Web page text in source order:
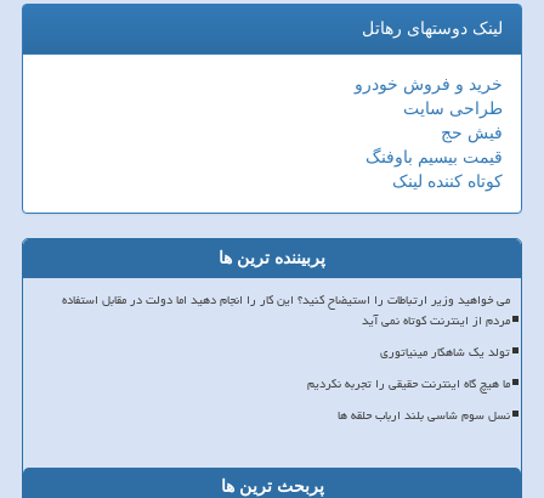
لینک دوستهای رهاتل
خرید و فروش خودرو
طراحی سایت
فیش حج
قیمت بیسیم باوفنگ
کوتاه کننده لینک
پربیننده ترین ها
می خواهید وزیر ارتباطات را استیضاح کنید؟ این کار را انجام دهید اما دولت در مقابل استفاده
مردم از اینترنت کوتاه نمی آید
تولد یک شاهکار مینیاتوری
ما هیچ گاه اینترنت حقیقی را تجربه نکردیم
نسل سوم شاسی بلند ارباب حلقه ها
پربحث ترین ها